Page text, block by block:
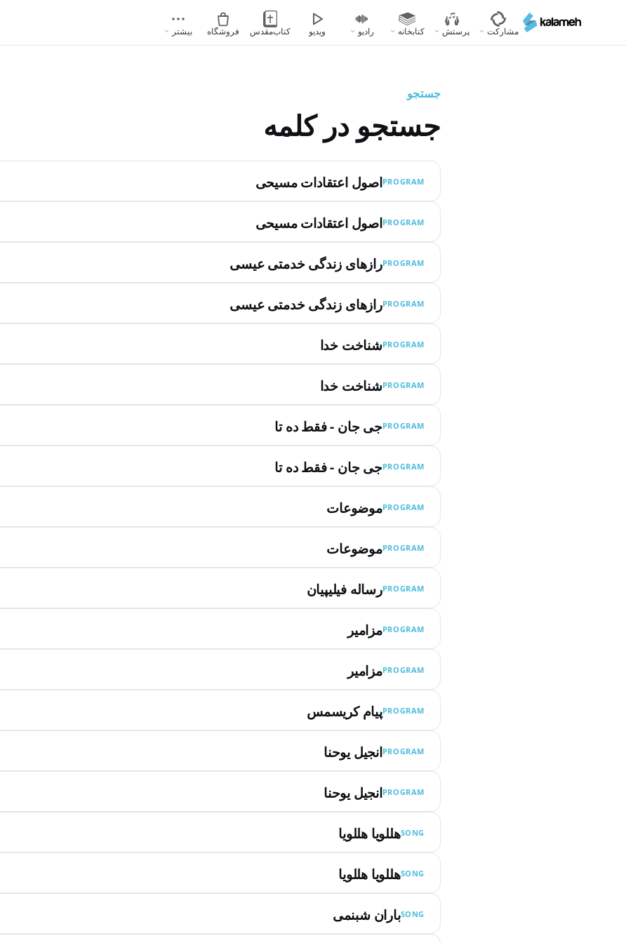
محتوای
مشارکت پرستش کتابخانه رادیو ویدیو کتاب‌مقدس فروشگاه بیشتر
جستجو
جستجو در کلمه
PROGRAMاصول اعتقادات مسیحی
PROGRAMاصول اعتقادات مسیحی
PROGRAMرازهای زندگی خدمتی عیسی
PROGRAMرازهای زندگی خدمتی عیسی
PROGRAMشناخت خدا
PROGRAMشناخت خدا
PROGRAMجی جان - فقط ده تا
PROGRAMجی جان - فقط ده تا
PROGRAMموضوعات
PROGRAMموضوعات
PROGRAMرساله فیلیپیان
PROGRAMمزامیر
PROGRAMمزامیر
PROGRAMپیام کریسمس
PROGRAMانجیل یوحنا
PROGRAMانجیل یوحنا
SONGهللویا هللویا
SONGهللویا هللویا
SONGباران شبنمی